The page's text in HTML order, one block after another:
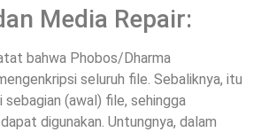
Media Repair:
bahwa Phobos/Dharma
seluruh file. Sebaliknya, itu
sebagian (awal) file, sehingga
digunakan. Untungnya, dalam